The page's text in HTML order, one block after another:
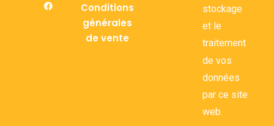
Conditions
générales
de vente
stockage
et le
traitement
de vos
données
par ce site
web.